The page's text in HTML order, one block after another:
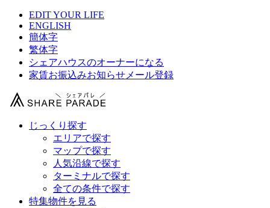
EDIT YOUR LIFE
ENGLISH
簡体字
繁体字
シェアハウスのオーナーになる
家賃お振込みお知らせメール登録
じっくり探す
エリアで探す
マップで探す
人気沿線で探す
ターミナルで探す
全ての条件で探す
特集物件を見る